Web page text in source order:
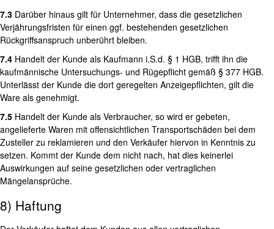
7.3 Darüber hinaus gilt für Unternehmer, dass die gesetzlichen
Verjährungsfristen für einen ggf. bestehenden gesetzlichen
Rückgriffsanspruch unberührt bleiben.
7.4 Handelt der Kunde als Kaufmann i.S.d. § 1 HGB, trifft ihn die
kaufmännische Untersuchungs- und Rügepflicht gemäß § 377 HGB.
Unterlässt der Kunde die dort geregelten Anzeigepflichten, gilt die
Ware als genehmigt.
7.5 Handelt der Kunde als Verbraucher, so wird er gebeten,
angelieferte Waren mit offensichtlichen Transportschäden bei dem
Zusteller zu reklamieren und den Verkäufer hiervon in Kenntnis zu
setzen. Kommt der Kunde dem nicht nach, hat dies keinerlei
Auswirkungen auf seine gesetzlichen oder vertraglichen
Mängelansprüche.
8) Haftung